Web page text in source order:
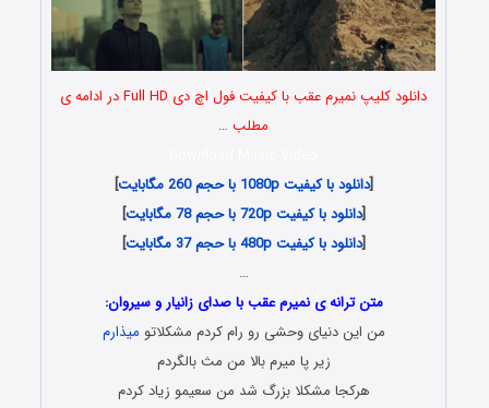
دانلود کلیپ نمیرم عقب با کیفیت فول اچ دی Full HD در ادامه ی
مطلب …
[دانلود با کیفیت 1080p با حجم 260 مگابایت
]
[دانلود با کیفیت 720p با حجم 78 مگابایت
]
[دانلود با کیفیت 480p با حجم 37 مگابایت
]
…
متن ترانه ی نمیرم عقب با صدای زانیار و سیروان:
من این دنیای وحشی رو رام کردم مشکلاتو میذارم
زیر پا میرم بالا من مث بالگردم
هرکجا مشکلا بزرگ شد من سعیمو زیاد کردم